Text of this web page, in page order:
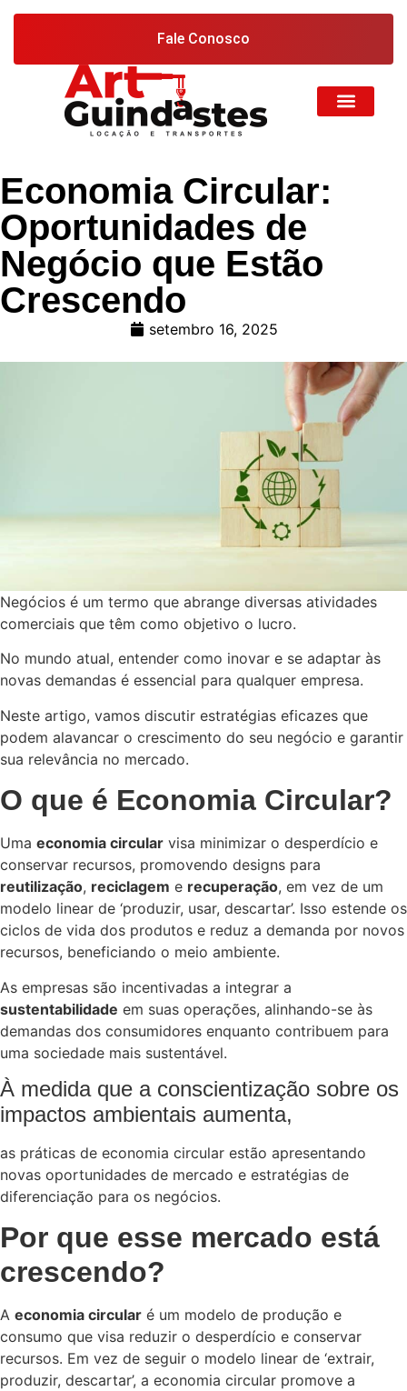
Fale Conosco
Economia Circular:
Oportunidades de
Negócio que Estão
Crescendo
setembro 16, 2025
Negócios é um termo que abrange diversas atividades
comerciais que têm como objetivo o lucro.
No mundo atual, entender como inovar e se adaptar às
novas demandas é essencial para qualquer empresa.
Neste artigo, vamos discutir estratégias eficazes que
podem alavancar o crescimento do seu negócio e garantir
sua relevância no mercado.
O que é Economia Circular?
Uma economia circular visa minimizar o desperdício e
conservar recursos, promovendo designs para
reutilização, reciclagem e recuperação, em vez de um
modelo linear de ‘produzir, usar, descartar’. Isso estende os
ciclos de vida dos produtos e reduz a demanda por novos
recursos, beneficiando o meio ambiente.
As empresas são incentivadas a integrar a
sustentabilidade em suas operações, alinhando-se às
demandas dos consumidores enquanto contribuem para
uma sociedade mais sustentável.
À medida que a conscientização sobre os
impactos ambientais aumenta,
as práticas de economia circular estão apresentando
novas oportunidades de mercado e estratégias de
diferenciação para os negócios.
Por que esse mercado está
crescendo?
A economia circular é um modelo de produção e
consumo que visa reduzir o desperdício e conservar
recursos. Em vez de seguir o modelo linear de ‘extrair,
produzir, descartar’, a economia circular promove a